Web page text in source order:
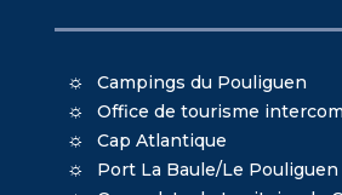
Campings du Pouliguen
Office de tourisme
Cap Atlantique
Port La Baule/Le Pouliguen